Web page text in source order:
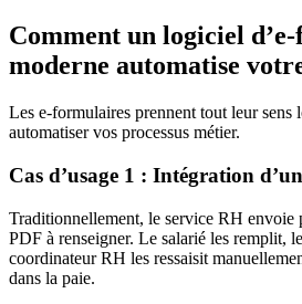
Comment un logiciel
moderne automatise
Les e-formulaires prennent tout leur sens
automatiser vos processus métier.
Cas d’usage 1 : Intégration
Traditionnellement, le service RH envoie
PDF à renseigner. Le salarié les remplit,
coordinateur RH les ressaisit
dans la paie.